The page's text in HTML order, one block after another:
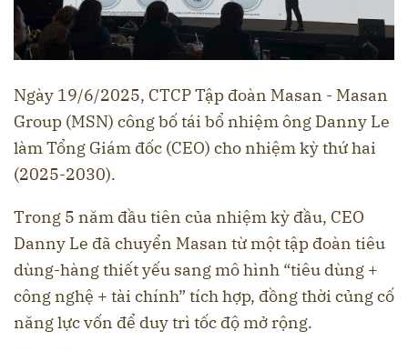
Ngày 19/6/2025, CTCP Tập đoàn Masan - Masan
Group (MSN) công bố tái bổ nhiệm ông Danny Le
làm Tổng Giám đốc (CEO) cho nhiệm kỳ thứ hai
(2025-2030).
Trong 5 năm đầu tiên của nhiệm kỳ đầu, CEO
Danny Le đã chuyển Masan từ một tập đoàn tiêu
dùng-hàng thiết yếu sang mô hình “tiêu dùng +
công nghệ + tài chính” tích hợp, đồng thời củng cố
năng lực vốn để duy trì tốc độ mở rộng.